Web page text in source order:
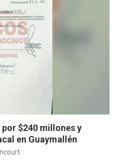
$240 millones y
en Guaymallén